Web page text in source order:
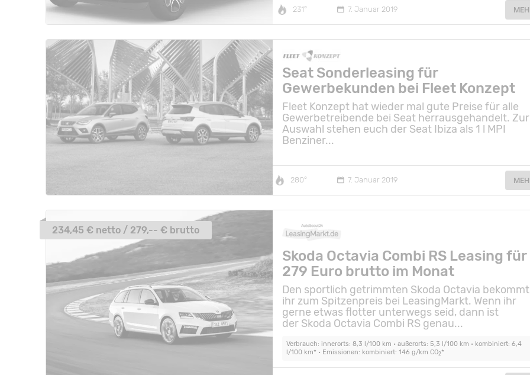
231° 7. Januar 2019
Seat Sonderleasing für
Gewerbekunden bei Fleet Konzept
Fleet Konzept hat wieder mal gute Preise für alle
Gewerbetreibende bei Seat herrausgehandelt. Zur
Auswahl stehen euch der Seat Ibiza als 1 l MPI
Benziner...
280° 7. Januar 2019
Skoda Octavia Combi RS Leasing für
279 Euro brutto im Monat
Den sportlich getrimmten Skoda Octavia bekommt
ihr zum Spitzenpreis bei LeasingMarkt. Wenn ihr
gerne etwas flotter unterwegs seid, dann ist
der Skoda Octavia Combi RS genau...
Verbrauch: innerorts: 8,3 l/100 km • außerorts: 5,3 l/100 km • kombiniert: 6,4
l/100 km* • Emissionen: kombiniert: 146 g/km CO2*
234,45 € netto / 279,-- € brutto